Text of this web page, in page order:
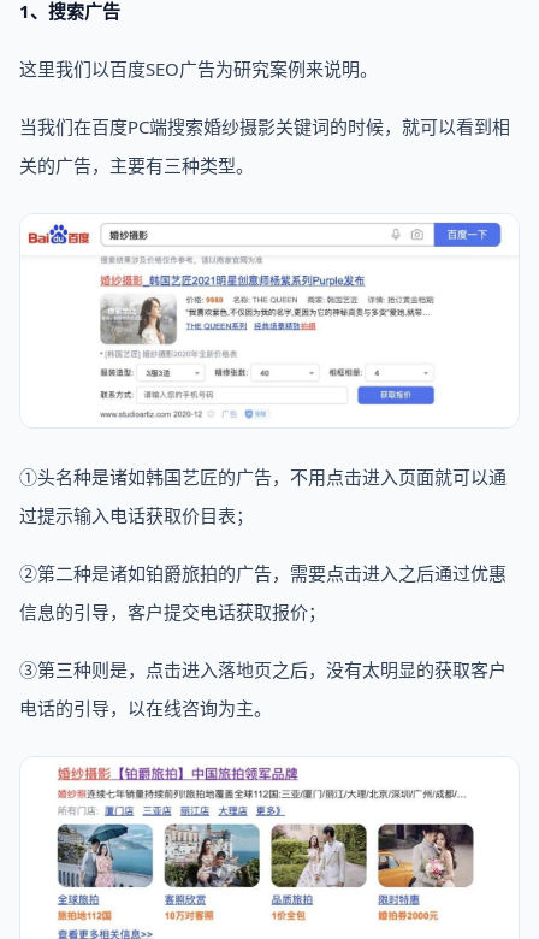
1、搜索广告
这里我们以百度SEO广告为研究案例来说明。
当我们在百度PC端搜索婚纱摄影关键词的时候，就可以看到相
关的广告，主要有三种类型。
①头名种是诸如韩国艺匠的广告，不用点击进入页面就可以通
过提示输入电话获取价目表；
②第二种是诸如铂爵旅拍的广告，需要点击进入之后通过优惠
信息的引导，客户提交电话获取报价；
③第三种则是，点击进入落地页之后，没有太明显的获取客户
电话的引导，以在线咨询为主。